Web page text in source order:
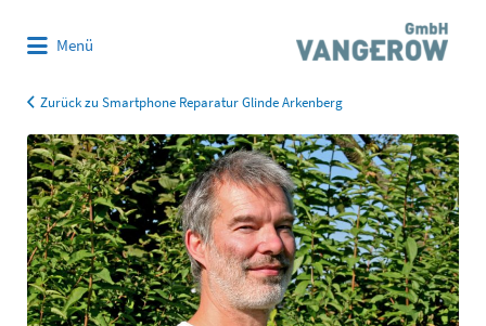
Menü
Zurück zu Smartphone Reparatur Glinde Arkenberg